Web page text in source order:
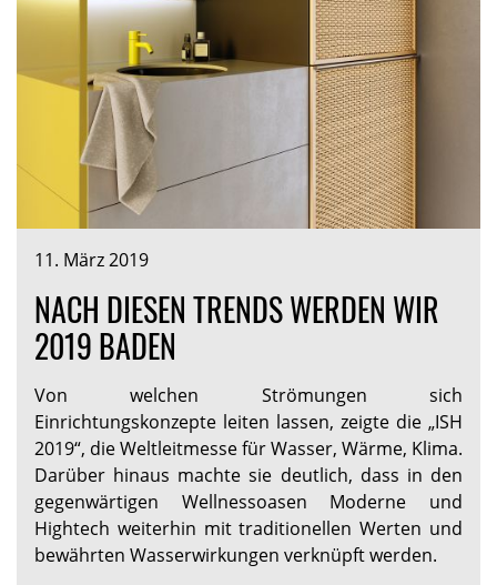
11. März 2019
NACH DIESEN TRENDS WERDEN WIR
2019 BADEN
Von welchen Strömungen sich
Einrichtungskonzepte leiten lassen, zeigte die „ISH
2019“, die Weltleitmesse für Wasser, Wärme, Klima.
Darüber hinaus machte sie deutlich, dass in den
gegenwärtigen Wellnessoasen Moderne und
Hightech weiterhin mit traditionellen Werten und
bewährten Wasserwirkungen verknüpft werden.